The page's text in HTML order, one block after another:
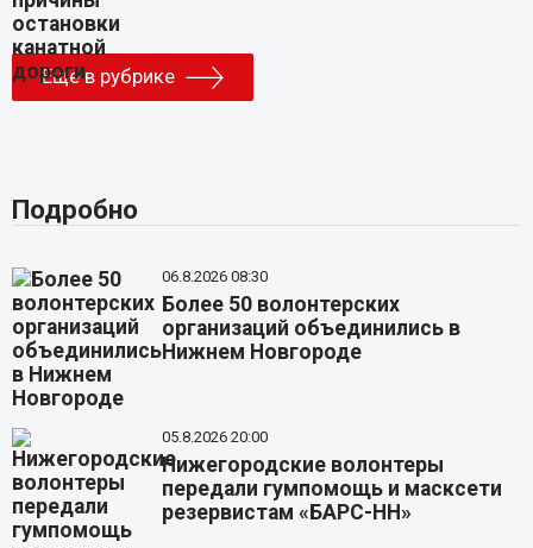
Еще в рубрике
Подробно
06.8.2026 08:30
Более 50 волонтерских
организаций объединились в
Нижнем Новгороде
05.8.2026 20:00
Нижегородские волонтеры
передали гумпомощь и масксети
резервистам «БАРС-НН»